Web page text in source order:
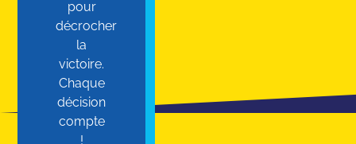
pour
décrocher
la
victoire.
Chaque
décision
compte
!